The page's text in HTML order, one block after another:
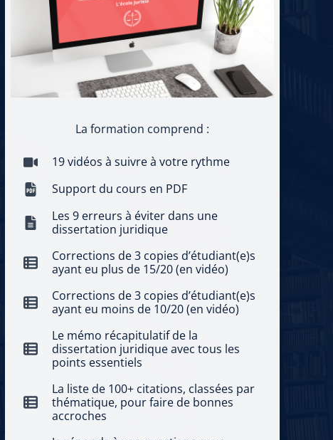
La formation comprend :
19 vidéos à suivre à votre rythme
Support du cours en PDF
Les 9 erreurs à éviter dans une
dissertation juridique
Corrections de 3 copies d’étudiant(e)s
ayant eu plus de 15/20 (en vidéo)
Corrections de 3 copies d’étudiant(e)s
ayant eu moins de 10/20 (en vidéo)
Le mémo récapitulatif de la
dissertation juridique avec tous les
points essentiels
La liste de 100+ citations, classées par
thématique, pour faire de bonnes
accroches